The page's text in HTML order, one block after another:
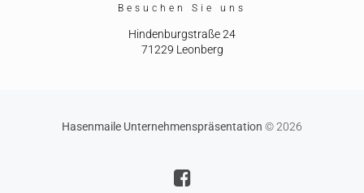
Besuchen Sie uns
Hindenburgstraße 24
71229 Leonberg
Hasenmaile Unternehmenspräsentation © 2026